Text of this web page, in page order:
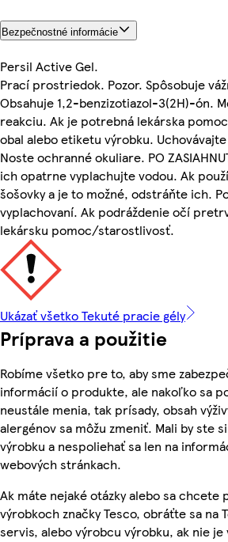
Bezpečnostné informácie
Persil Active Gel.
Prací prostriedok. Pozor. Spôsobuje
Obsahuje 1,2-benzizotiazol-3(2H)-ón.
reakciu. Ak je potrebná lekárska
obal alebo etiketu výrobku.
Noste ochranné okuliare. PO
ich opatrne vyplachujte vodou. Ak
šošovky a je to možné, odstráňte ich.
vyplachovaní. Ak podráždenie očí
lekársku pomoc/starostlivosť.
Ukázať všetko Tekuté pracie gély
Príprava a použitie
Robíme všetko pre to, aby sme
informácií o produkte, ale nakoľko sa
neustále menia, tak prísady, obsah
alergénov sa môžu zmeniť. Mali by ste
výrobku a nespoliehať sa len na
webových stránkach.
Ak máte nejaké otázky alebo sa chcete
výrobkoch značky Tesco, obráťte sa na
servis, alebo výrobcu výrobku, ak nie je